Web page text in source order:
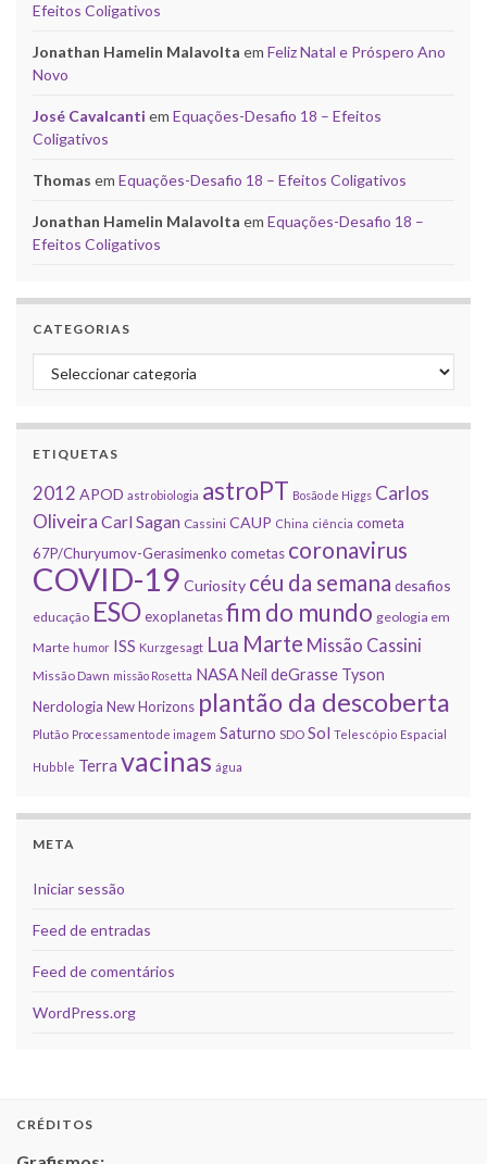
Efeitos Coligativos
Jonathan Hamelin Malavolta em Feliz Natal e Próspero Ano
Novo
José Cavalcanti em Equações-Desafio 18 – Efeitos
Coligativos
Thomas em Equações-Desafio 18 – Efeitos Coligativos
Jonathan Hamelin Malavolta em Equações-Desafio 18 –
Efeitos Coligativos
CATEGORIAS
Categorias
ETIQUETAS
2012 APOD astrobiologia astroPT Bosão de Higgs Carlos
Oliveira Carl Sagan Cassini CAUP China ciência cometa
67P/Churyumov-Gerasimenko cometas coronavirus
COVID-19 Curiosity céu da semana desafios
educação ESOexoplanetasfim do mundo geologia em
Marte humor ISS Kurzgesagt Lua Marte Missão Cassini
Missão Dawn missão Rosetta NASANeil deGrasse Tyson
Nerdologia New Horizons plantão da descoberta
Plutão Processamento de imagem Saturno SDO Sol Telescópio Espacial
Hubble Terra vacinas água
META
Iniciar sessão
Feed de entradas
Feed de comentários
WordPress.org
CRÉDITOS